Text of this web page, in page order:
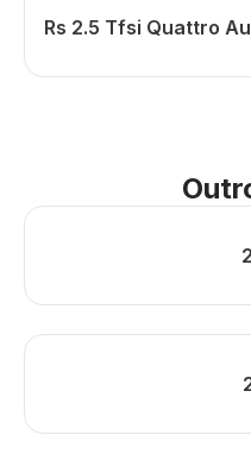
Rs 2.5 Tfsi Quattro